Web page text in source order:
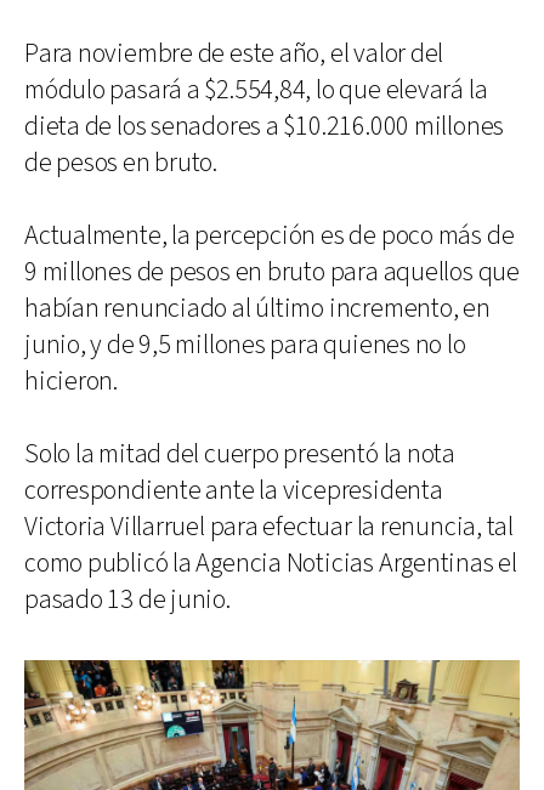
Para noviembre de este año, el valor del
módulo pasará a $2.554,84, lo que elevará la
dieta de los senadores a $10.216.000 millones
de pesos en bruto.
Actualmente, la percepción es de poco más de
9 millones de pesos en bruto para aquellos que
habían renunciado al último incremento, en
junio, y de 9,5 millones para quienes no lo
hicieron.
Solo la mitad del cuerpo presentó la nota
correspondiente ante la vicepresidenta
Victoria Villarruel para efectuar la renuncia, tal
como publicó la Agencia Noticias Argentinas el
pasado 13 de junio.